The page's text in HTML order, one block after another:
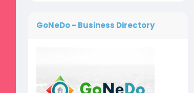
GoNeDo - Business Directory